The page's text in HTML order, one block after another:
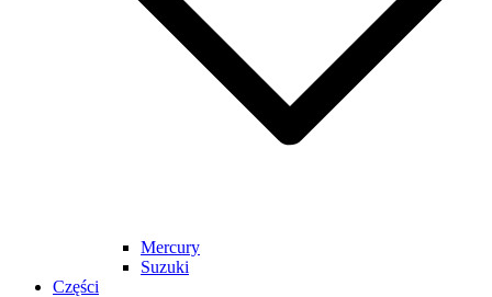
Mercury
Suzuki
Części